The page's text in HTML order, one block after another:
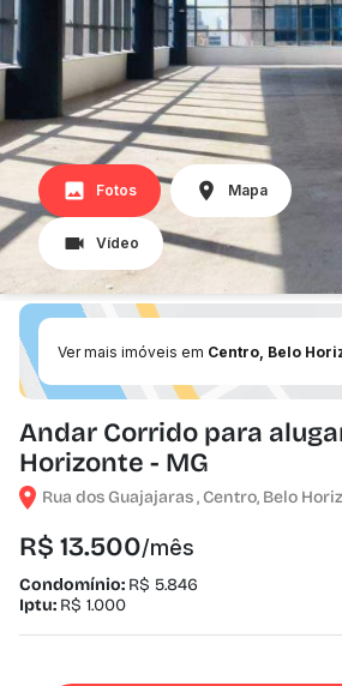
Fotos Mapa
Vídeo
Ver mais imóveis em Centro, Belo
Andar Corrido para
Horizonte - MG
Rua dos Guajajaras , Centro, Belo
R$ 13.500/mês
Condomínio: R$ 5.846
Iptu: R$ 1.000